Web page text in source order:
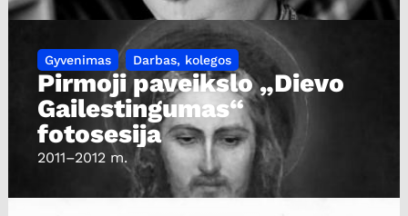
Gyvenimas Darbas, kolegos
Pirmoji paveikslo „Dievo
Gailestingumas“
fotosesija
2011–2012 m.